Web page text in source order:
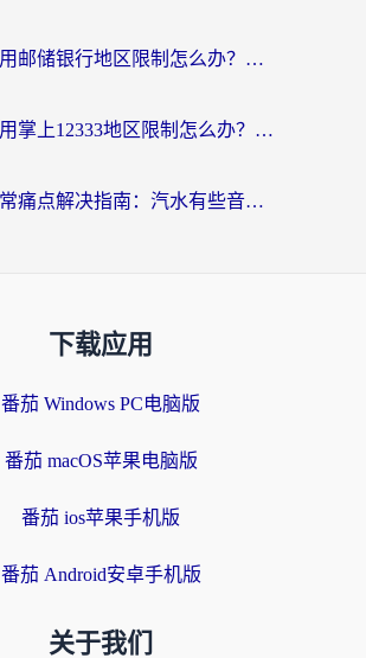
在菲律宾用邮储银行地区限制怎么办？海外华人必看的回国加速解决方案
在比利时用掌上12333地区限制怎么办？海外华人亲测有效的回国加速方案
海外党日常痛点解决指南：汽水有些音乐在国外无法播放怎么办？
下载应用
番茄 Windows PC电脑版
番茄 macOS苹果电脑版
番茄 ios苹果手机版
番茄 Android安卓手机版
关于我们